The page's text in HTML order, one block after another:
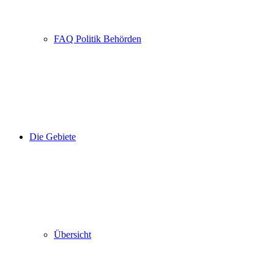
FAQ Politik Behörden
Die Gebiete
Übersicht